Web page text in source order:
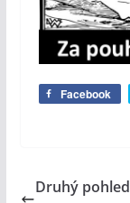
Facebook
Druhý